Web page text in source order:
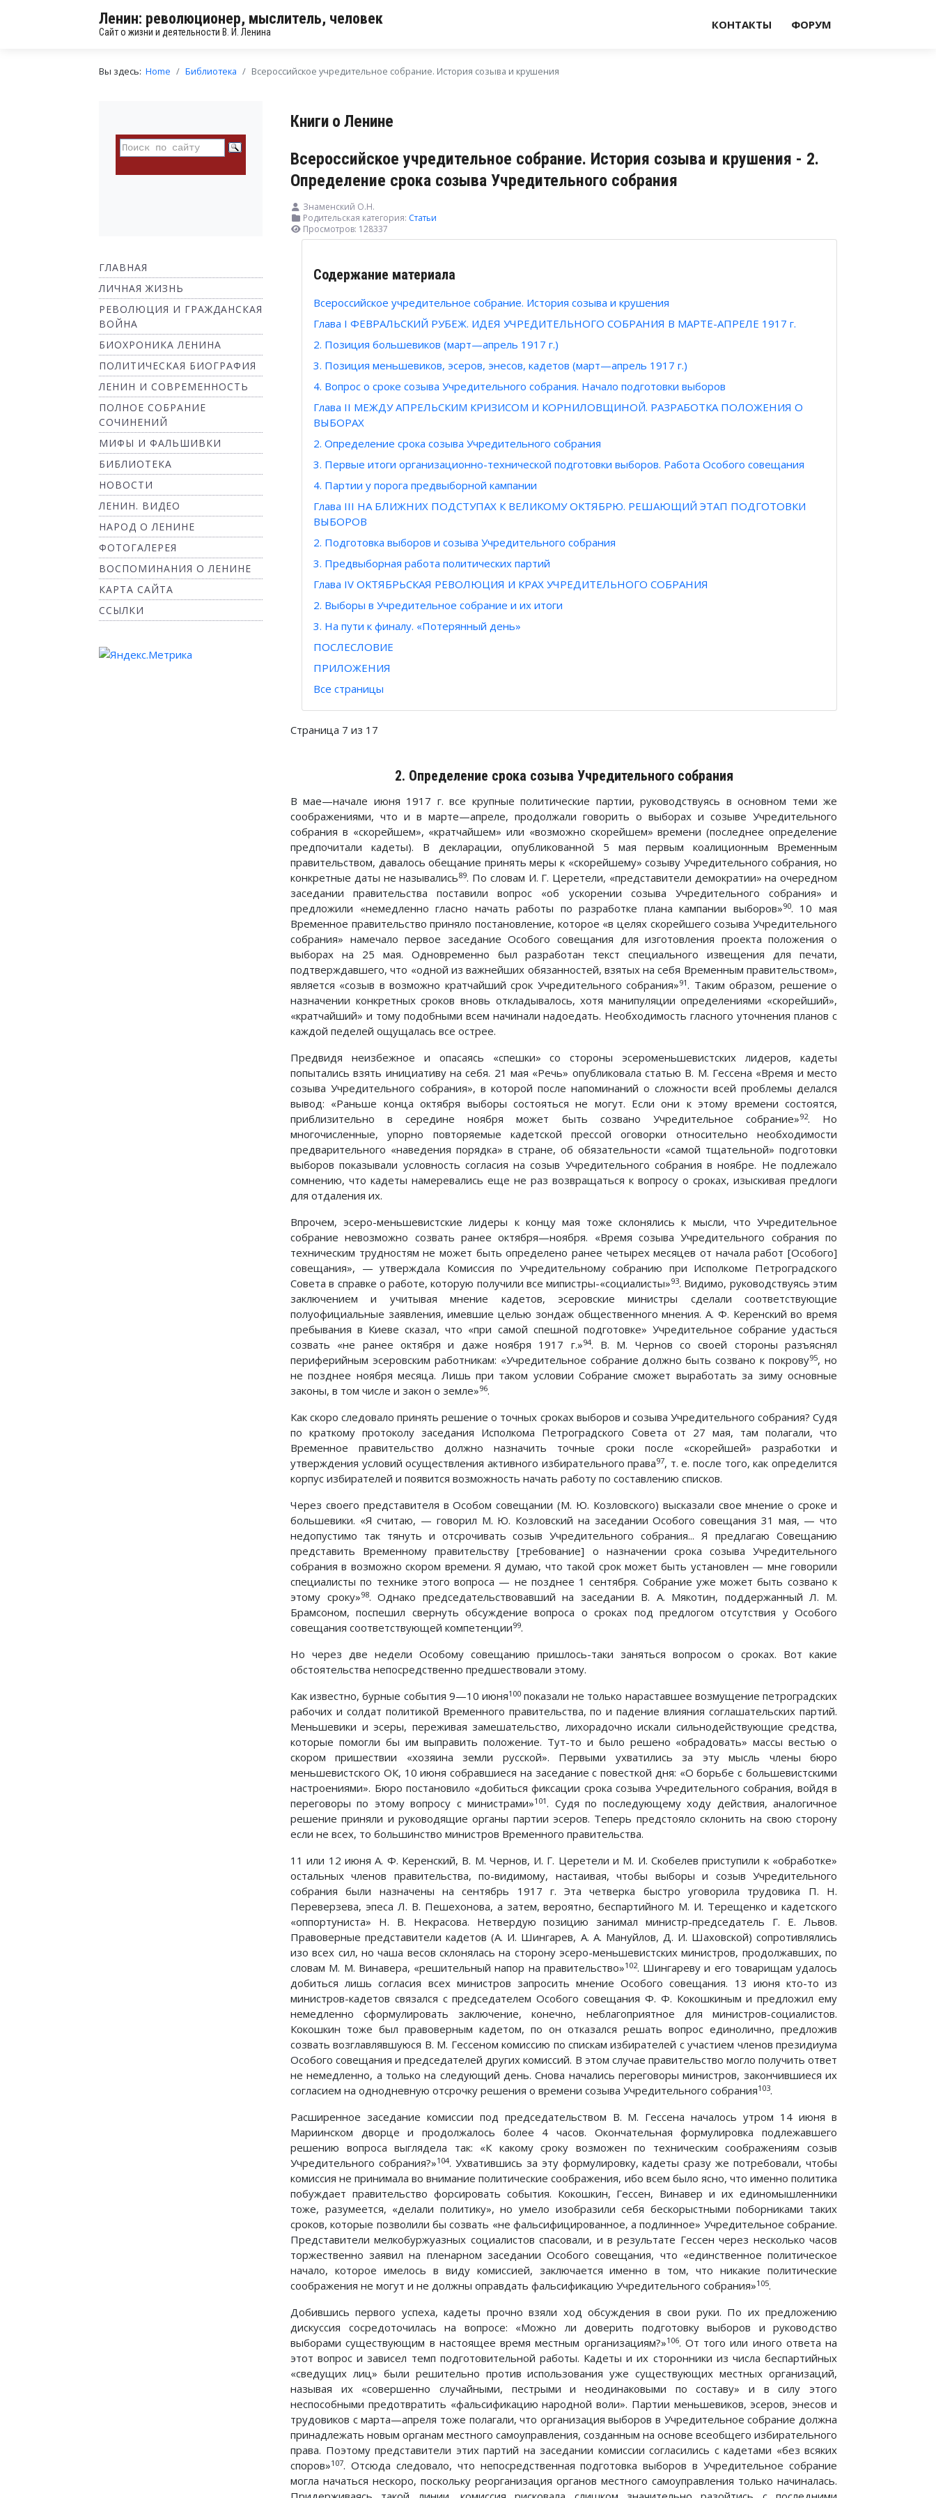
Ленин: революционер, мыслитель, человек
Сайт о жизни и деятельности В. И. Ленина
КОНТАКТЫ ФОРУМ
Вы здесь: Home Библиотека Всероссийское учредительное собрание. История созыва и крушения
ГЛАВНАЯ
ЛИЧНАЯ ЖИЗНЬ
РЕВОЛЮЦИЯ И ГРАЖДАНСКАЯ
ВОЙНА
БИОХРОНИКА ЛЕНИНА
ПОЛИТИЧЕСКАЯ БИОГРАФИЯ
ЛЕНИН И СОВРЕМЕННОСТЬ
ПОЛНОЕ СОБРАНИЕ
СОЧИНЕНИЙ
МИФЫ И ФАЛЬШИВКИ
БИБЛИОТЕКА
НОВОСТИ
ЛЕНИН. ВИДЕО
НАРОД О ЛЕНИНЕ
ФОТОГАЛЕРЕЯ
ВОСПОМИНАНИЯ О ЛЕНИНЕ
КАРТА САЙТА
ССЫЛКИ
Книги о Ленине
Всероссийское учредительное собрание. История созыва и крушения - 2.
Определение срока созыва Учредительного собрания
Знаменский О.Н.
Родительская категория: Статьи
Просмотров: 128337
Содержание материала
Всероссийское учредительное собрание. История созыва и крушения
Глава I ФЕВРАЛЬСКИЙ РУБЕЖ. ИДЕЯ УЧРЕДИТЕЛЬНОГО СОБРАНИЯ В МАРТЕ-АПРЕЛЕ 1917 г.
2. Позиция большевиков (март—апрель 1917 г.)
3. Позиция меньшевиков, эсеров, энесов, кадетов (март—апрель 1917 г.)
4. Вопрос о сроке созыва Учредительного собрания. Начало подготовки выборов
Глава II МЕЖДУ АПРЕЛЬСКИМ КРИЗИСОМ И КОРНИЛОВЩИНОЙ. РАЗРАБОТКА ПОЛОЖЕНИЯ О
ВЫБОРАХ
2. Определение срока созыва Учредительного собрания
3. Первые итоги организационно-технической подготовки выборов. Работа Особого совещания
4. Партии у порога предвыборной кампании
Глава III НА БЛИЖНИХ ПОДСТУПАХ К ВЕЛИКОМУ ОКТЯБРЮ. РЕШАЮЩИЙ ЭТАП ПОДГОТОВКИ
ВЫБОРОВ
2. Подготовка выборов и созыва Учредительного собрания
3. Предвыборная работа политических партий
Глава IV ОКТЯБРЬСКАЯ РЕВОЛЮЦИЯ И КРАХ УЧРЕДИТЕЛЬНОГО СОБРАНИЯ
2. Выборы в Учредительное собрание и их итоги
3. На пути к финалу. «Потерянный день»
ПОСЛЕСЛОВИЕ
ПРИЛОЖЕНИЯ
Все страницы
Страница 7 из 17
2. Определение срока созыва Учредительного собрания
В мае—начале июня 1917 г. все крупные политические партии, руководствуясь в основном теми же
соображениями, что и в марте—апреле, продолжали говорить о выборах и созыве Учредительного
собрания в «скорейшем», «кратчайшем» или «возможно скорейшем» времени (последнее определение
предпочитали кадеты). В декларации, опубликованной 5 мая первым коалиционным Временным
правительством, давалось обещание принять меры к «скорейшему» созыву Учредительного собрания, но
конкретные даты не назывались89. По словам И. Г. Церетели, «представители демократии» на очередном
заседании правительства поставили вопрос «об ускорении созыва Учредительного собрания» и
предложили «немедленно гласно начать работы по разработке плана кампании выборов»90. 10 мая
Временное правительство приняло постановление, которое «в целях скорейшего созыва Учредительного
собрания» намечало первое заседание Особого совещания для изготовления проекта положения о
выборах на 25 мая. Одновременно был разработан текст специального извещения для печати,
подтверждавшего, что «одной из важнейших обязанностей, взятых на себя Временным правительством»,
является «созыв в возможно кратчайший срок Учредительного собрания»91. Таким образом, решение о
назначении конкретных сроков вновь откладывалось, хотя манипуляции определениями «скорейший»,
«кратчайший» и тому подобными всем начинали надоедать. Необходимость гласного уточнения планов с
каждой педелей ощущалась все острее.
Предвидя неизбежное и опасаясь «спешки» со стороны эсероменьшевистских лидеров, кадеты
попытались взять инициативу на себя. 21 мая «Речь» опубликовала статью В. М. Гессена «Время и место
созыва Учредительного собрания», в которой после напоминаний о сложности всей проблемы делался
вывод: «Раньше конца октября выборы состояться не могут. Если они к этому времени состоятся,
приблизительно в середине ноября может быть созвано Учредительное собрание»92. Но
многочисленные, упорно повторяемые кадетской прессой оговорки относительно необходимости
предварительного «наведения порядка» в стране, об обязательности «самой тщательной» подготовки
выборов показывали условность согласия на созыв Учредительного собрания в ноябре. Не подлежало
сомнению, что кадеты намеревались еще не раз возвращаться к вопросу о сроках, изыскивая предлоги
для отдаления их.
Впрочем, эсеро-меньшевистские лидеры к концу мая тоже склонялись к мысли, что Учредительное
собрание невозможно созвать ранее октября—ноября. «Время созыва Учредительного собрания по
техническим трудностям не может быть определено ранее четырех месяцев от начала работ [Особого]
совещания», — утверждала Комиссия по Учредительному собранию при Исполкоме Петроградского
Совета в справке о работе, которую получили все мипистры-«социалисты»93. Видимо, руководствуясь этим
заключением и учитывая мнение кадетов, эсеровские министры сделали соответствующие
полуофициальные заявления, имевшие целью зондаж общественного мнения. А. Ф. Керенский во время
пребывания в Киеве сказал, что «при самой спешной подготовке» Учредительное собрание удасться
созвать «не ранее октября и даже ноября 1917 г.»94. В. М. Чернов со своей стороны разъяснял
периферийным эсеровским работникам: «Учредительное собрание должно быть созвано к покрову95, но
не позднее ноября месяца. Лишь при таком условии Собрание сможет выработать за зиму основные
законы, в том числе и закон о земле»96.
Как скоро следовало принять решение о точных сроках выборов и созыва Учредительного собрания? Судя
по краткому протоколу заседания Исполкома Петроградского Совета от 27 мая, там полагали, что
Временное правительство должно назначить точные сроки после «скорейшей» разработки и
утверждения условий осуществления активного избирательного права97, т. е. после того, как определится
корпус избирателей и появится возможность начать работу по составлению списков.
Через своего представителя в Особом совещании (М. Ю. Козловского) высказали свое мнение о сроке и
большевики. «Я считаю, — говорил М. Ю. Козловский на заседании Особого совещания 31 мая, — что
недопустимо так тянуть и отсрочивать созыв Учредительного собрания... Я предлагаю Совещанию
представить Временному правительству [требование] о назначении срока созыва Учредительного
собрания в возможно скором времени. Я думаю, что такой срок может быть установлен — мне говорили
специалисты по технике этого вопроса — не позднее 1 сентября. Собрание уже может быть созвано к
этому сроку»98. Однако председательствовавший на заседании В. А. Мякотин, поддержанный Л. М.
Брамсоном, поспешил свернуть обсуждение вопроса о сроках под предлогом отсутствия у Особого
совещания соответствующей компетенции99.
Но через две недели Особому совещанию пришлось-таки заняться вопросом о сроках. Вот какие
обстоятельства непосредственно предшествовали этому.
Как известно, бурные события 9—10 июня100показали не только нараставшее возмущение петроградских
рабочих и солдат политикой Временного правительства, по и падение влияния соглашательских партий.
Меньшевики и эсеры, переживая замешательство, лихорадочно искали сильнодействующие средства,
которые помогли бы им выправить положение. Тут-то и было решено «обрадовать» массы вестью о
скором пришествии «хозяина земли русской». Первыми ухватились за эту мысль члены бюро
меньшевистского ОК, 10 июня собравшиеся на заседание с повесткой дня: «О борьбе с большевистскими
настроениями». Бюро постановило «добиться фиксации срока созыва Учредительного собрания, войдя в
переговоры по этому вопросу с министрами»101. Судя по последующему ходу действия, аналогичное
решение приняли и руководящие органы партии эсеров. Теперь предстояло склонить на свою сторону
если не всех, то большинство министров Временного правительства.
11 или 12 июня А. Ф. Керенский, В. М. Чернов, И. Г. Церетели и М. И. Скобелев приступили к «обработке»
остальных членов правительства, по-видимому, настаивая, чтобы выборы и созыв Учредительного
собрания были назначены на сентябрь 1917 г. Эта четверка быстро уговорила трудовика П. Н.
Переверзева, эпеса Л. В. Пешехонова, а затем, вероятно, беспартийного М. И. Терещенко и кадетского
«оппортуниста» Н. В. Некрасова. Нетвердую позицию занимал министр-председатель Г. Е. Львов.
Правоверные представители кадетов (А. И. Шингарев, А. А. Мануйлов, Д. И. Шаховской) сопротивлялись
изо всех сил, но чаша весов склонялась на сторону эсеро-меньшевистских министров, продолжавших, по
словам М. М. Винавера, «решительный напор на правительство»102. Шингареву и его товарищам удалось
добиться лишь согласия всех министров запросить мнение Особого совещания. 13 июня кто-то из
министров-кадетов связался с председателем Особого совещания Ф. Ф. Кокошкиным и предложил ему
немедленно сформулировать заключение, конечно, неблагоприятное для министров-социалистов.
Кокошкин тоже был правоверным кадетом, по он отказался решать вопрос единолично, предложив
созвать возглавлявшуюся В. М. Гессеном комиссию по спискам избирателей с участием членов президиума
Особого совещания и председателей других комиссий. В этом случае правительство могло получить ответ
не немедленно, а только на следующий день. Снова начались переговоры министров, закончившиеся их
согласием на однодневную отсрочку решения о времени созыва Учредительного собрания103.
Расширенное заседание комиссии под председательством В. М. Гессена началось утром 14 июня в
Мариинском дворце и продолжалось более 4 часов. Окончательная формулировка подлежавшего
решению вопроса выглядела так: «К какому сроку возможен по техническим соображениям созыв
Учредительного собрания?»104. Ухватившись за эту формулировку, кадеты сразу же потребовали, чтобы
комиссия не принимала во внимание политические соображения, ибо всем было ясно, что именно политика
побуждает правительство форсировать события. Кокошкин, Гессен, Винавер и их единомышленники
тоже, разумеется, «делали политику», но умело изобразили себя бескорыстными поборниками таких
сроков, которые позволили бы созвать «не фальсифицированное, а подлинное» Учредительное собрание.
Представители мелкобуржуазных социалистов спасовали, и в результате Гессен через несколько часов
торжественно заявил на пленарном заседании Особого совещания, что «единственное политическое
начало, которое имелось в виду комиссией, заключается именно в том, что никакие политические
соображения не могут и не должны оправдать фальсификацию Учредительного собрания»105.
Добившись первого успеха, кадеты прочно взяли ход обсуждения в свои руки. По их предложению
дискуссия сосредоточилась на вопросе: «Можно ли доверить подготовку выборов и руководство
выборами существующим в настоящее время местным организациям?»106. От того или иного ответа на
этот вопрос и зависел темп подготовительной работы. Кадеты и их сторонники из числа беспартийных
«сведущих лиц» были решительно против использования уже существующих местных организаций,
называя их «совершенно случайными, пестрыми и неодинаковыми по составу» и в силу этого
неспособными предотвратить «фальсификацию народной воли». Партии меньшевиков, эсеров, энесов и
трудовиков с марта—апреля тоже полагали, что организация выборов в Учредительное собрание должна
принадлежать новым органам местного самоуправления, созданным на основе всеобщего избирательного
права. Поэтому представители этих партий на заседании комиссии согласились с кадетами «без всяких
споров»107. Отсюда следовало, что непосредственная подготовка выборов в Учредительное собрание
могла начаться нескоро, поскольку реорганизация органов местного самоуправления только начиналась.